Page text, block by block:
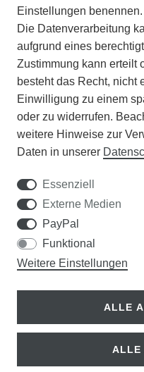
VERANSTALTUNGEN
APOTHEKERSCHRANK
WISSENSWERTES
DER WEG ZUM
Samen Rohde GmbH
© Copyright
Einstellungen benennen.
Die Datenverarbeitung
aufgrund eines
Zustimmung kann erteilt
besteht das Recht, nicht
Einwilligung zu einem
oder zu widerrufen.
weitere Hinweise zur
Daten in unserer
Essenziell
Externe Medien
PayPal
Funktional
Weitere Einstellungen
ALLE
ALLE